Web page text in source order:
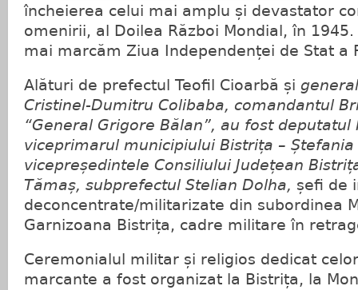
încheierea celui mai amplu și devastator
omenirii, al Doilea Război Mondial, în
mai marcăm Ziua Independenței de Stat a
Alături de prefectul Teofil Cioarbă și
Cristinel-Dumitru Colibaba, comandantul
“General Grigore Bălan”, au fost deputatul
viceprimarul municipiului Bistrița – Ștefania
vicepreședintele Consiliului Județean
Tămaș, subprefectul Stelian Dolha, șefi de
deconcentrate/militarizate din subordinea
Garnizoana Bistrița, cadre militare în
Ceremonialul militar și religios dedicat
marcante a fost organizat la Bistrița, la